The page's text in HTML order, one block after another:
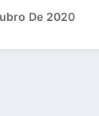
De 2020